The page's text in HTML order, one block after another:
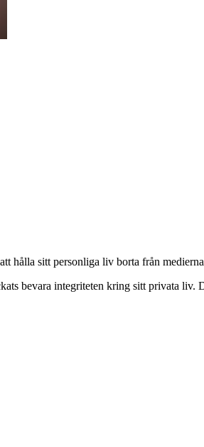
hålla sitt personliga liv borta från
bevara integriteten kring sitt privata liv.